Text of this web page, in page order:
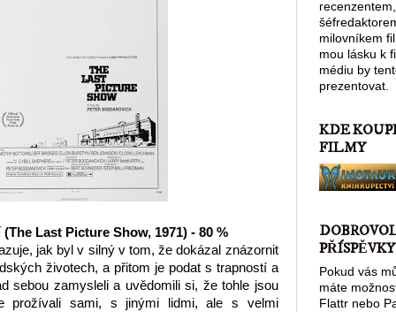
(The Last Picture Show, 1971) - 80 %
jak byl v silný v tom, že dokázal znázornit
životech, a přitom je podat s trapností a
sebou zamysleli a uvědomili si, že tohle jsou
prožívali sami, s jinými lidmi, ale s velmi
recenzentem,
milovníkem
mou lásku k
médiu by
prezentovat.
KDE
FILMY
PŘÍSPĚVKY
Pokud vás
máte
Flattr nebo